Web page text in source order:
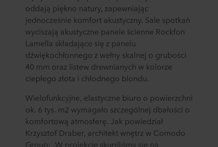
oddają piękno natury, zapewniając
jednocześnie komfort akustyczny. Sale spotkań
wyciszają akustyczne panele ścienne Rockfon
Lamella składające się z panelu
dźwiękochłonnego z wełny skalnej o grubości
40 mm oraz listew drewnianych w kolorze
ciepłego złota i chłodnego blondu.
Wielofunkcyjne, elastyczne biuro o powierzchni
ok. 6 tys. m2 wymagało szczególnej dbałości o
komfortową atmosferę. Jak powiedział
Krzysztof Draber, architekt wnętrz w Comodo
Group: „W projekcie skupiliśmy się na